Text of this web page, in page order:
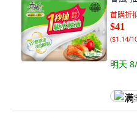
首購折
$41
($1.14/
明天
满